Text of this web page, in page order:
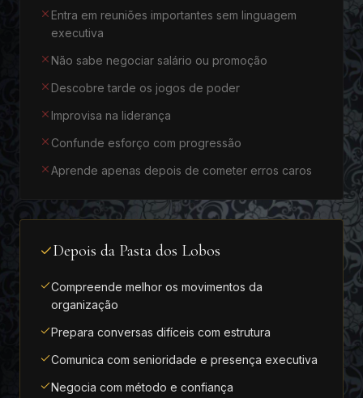
Entra em reuniões importantes sem linguagem
executiva
Não sabe negociar salário ou promoção
Descobre tarde os jogos de poder
Improvisa na liderança
Confunde esforço com progressão
Aprende apenas depois de cometer erros caros
Depois da Pasta dos Lobos
Compreende melhor os movimentos da
organização
Prepara conversas difíceis com estrutura
Comunica com senioridade e presença executiva
Negocia com método e confiança